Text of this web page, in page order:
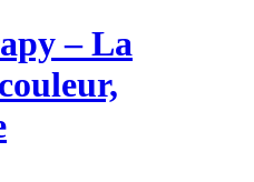
– La